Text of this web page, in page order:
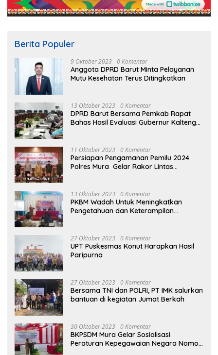
Berita Populer
9 Oktober 2023 0 Komentar
Anggota DPRD Barut Minta Pelayanan
Mutu Kesehatan Terus Ditingkatkan
13 Oktober 2023 0 Komentar
DPRD Barut Bersama Pemkab Rapat
Bahas Hasil Evaluasi Gubernur Kalteng
11 Oktober 2023 0 Komentar
Persiapan Pengamanan Pemilu 2024
Polres Mura Gelar Rakor Lintas
13 Oktober 2023 0 Komentar
PKBM Wadah Untuk Meningkatkan
Pengetahuan dan Keterampilan
27 Oktober 2023 0 Komentar
UPT Puskesmas Konut Harapkan Hasil
Paripurna
27 Oktober 2023 0 Komentar
Bersama TNI dan POLRI, PT IMK salurkan
bantuan di kegiatan Jumat Berkah
30 Oktober 2023 0 Komentar
BKPSDM Mura Gelar Sosialisasi
Peraturan Kepegawaian Negara Nomor